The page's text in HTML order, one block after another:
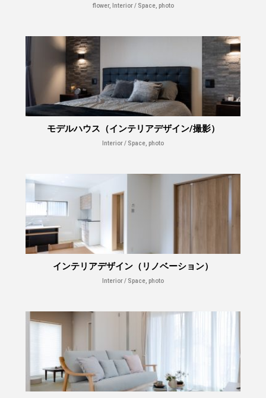
flower, Interior / Space, photo
モデルハウス（インテリアデザイン/撮影）
Interior / Space, photo
インテリアデザイン（リノベーション）
Interior / Space, photo